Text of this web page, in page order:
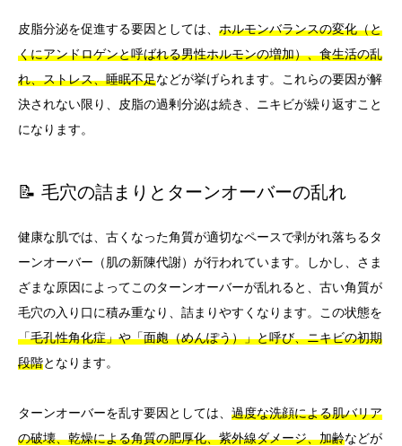
皮脂分泌を促進する要因としては、 ホルモンバランスの変化（と
くにアンドロゲンと呼ばれる男性ホルモンの増加）、食生活の乱
れ、ストレス、睡眠不足などが挙げられます。これらの要因が解
決されない限り、皮脂の過剰分泌は続き、ニキビが繰り返すこと
になります。
📝 毛穴の詰まりとターンオーバーの乱れ
健康な肌では、古くなった角質が適切なペースで剥がれ落ちるタ
ーンオーバー（肌の新陳代謝）が行われています。しかし、さま
ざまな原因によってこのターンオーバーが乱れると、古い角質が
毛穴の入り口に積み重なり、詰まりやすくなります。この状態を
「毛孔性角化症」や「面皰（めんぽう）」と呼び、ニキビの初期
段階となります。
ターンオーバーを乱す要因としては、 過度な洗顔による肌バリア
の破壊、乾燥による角質の肥厚化、紫外線ダメージ、加齢などが